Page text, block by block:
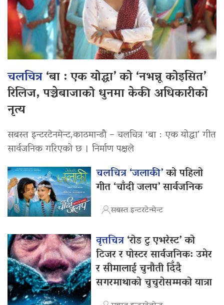
चलचित्र‘बा : एक योद्धा’ को ‘नभन्नू कोइसित’
रिलिज, पञ्चेबाजाको धुनमा केकी अधिकारीको
नृत्य
सबस्त इन्टरटेनमेन्ट,काठमान्डौ – चलचित्र ‘बा : एक योद्धा’ गीत
सार्वजनिक गरिएको छ । निर्माण पक्षले
चलचित्र ‘जलाकी’को पहिलो
गीत ‘चाँदी जलप’ सार्वजनिक
सबस्त इन्टरटेन्मेन्ट
वृत्तचित्र‘रोड टु एभरेस्ट’ को
टिजर र पोस्टर सार्वजनिक: उमेर
र सीमालाई चुनौती दिँदै
सगरमाथाको चुचुरोसम्मको यात्रा